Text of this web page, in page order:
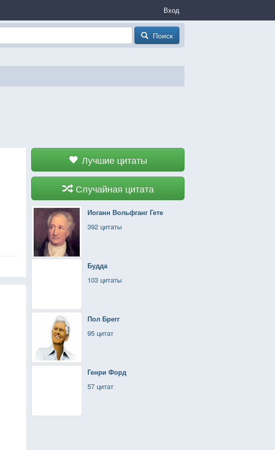
Вход
Поиск
Лучшие цитаты
Случайная цитата
Иоганн Вольфганг Гете
392 цитаты
Будда
103 цитаты
Пол Брегг
95 цитат
Генри Форд
57 цитат